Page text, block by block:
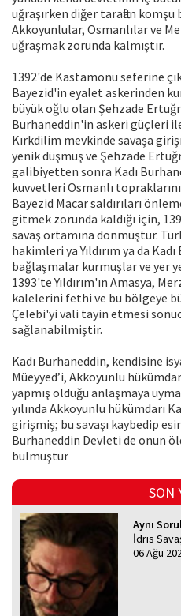
uğraşırken diğer taraftan
Akkoyunlular, Osmanlılar ve
uğraşmak zorunda kalmıştır.
1392'de Kastamonu seferine
Bayezid'in eyalet askerinden
büyük oğlu olan Şehzade
Burhaneddin'in askeri güçleri
Kırkdilim mevkinde savaşa
yenik düşmüş ve Şehzade
galibiyetten sonra Kadı
kuvvetleri Osmanlı topraklarını
Bayezid Macar saldırıları
gitmek zorunda kaldığı için,
savaş ortamına dönmüştür.
hakimleri ya Yıldırım ya da
bağlaşmalar kurmuşlar ve yer
1393'te Yıldırım'ın Amasya,
kalelerini fethi ve bu bölgeye
Çelebi'yi vali tayin etmesi
sağlanabilmiştir.
Kadı Burhaneddin, kendisine
Müeyyed’i, Akkoyunlu
yapmış olduğu anlaşmaya
yılında Akkoyunlu hükümdarı
girişmiş; bu savaşı kaybedip
Burhaneddin Devleti de onun
bulmuştur
SON
Aynı
İdris
06 Ağu